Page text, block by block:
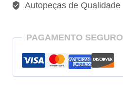
Autopeças de Qualidade
PAGAMENTO SEGURO